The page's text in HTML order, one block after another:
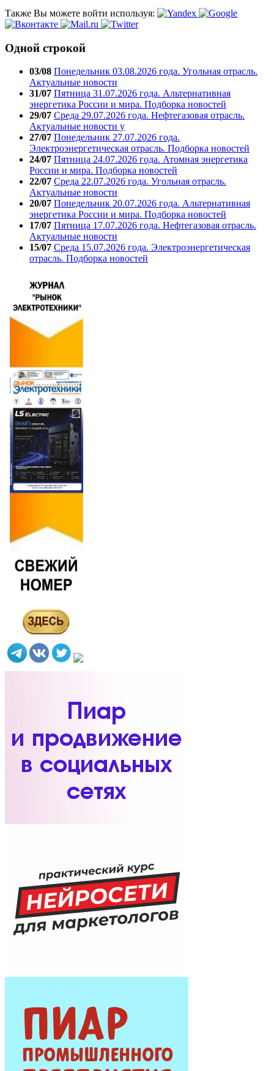
Также Вы можете войти используя:
Одной строкой
03/08 Понедельник 03.08.2026 года. Угольная отрасль.
Актуальные новости
31/07 Пятница 31.07.2026 года. Альтернативная
энергетика России и мира. Подборка новостей
29/07 Среда 29.07.2026 года. Нефтегазовая отрасль.
Актуальные новости у
27/07 Понедельник 27.07.2026 года.
Электроэнергетическая отрасль. Подборка новостей
24/07 Пятница 24.07.2026 года. Атомная энергетика
России и мира. Подборка новостей
22/07 Среда 22.07.2026 года. Угольная отрасль.
Актуальные новости
20/07 Понедельник 20.07.2026 года. Альтернативная
энергетика России и мира. Подборка новостей
17/07 Пятница 17.07.2026 года. Нефтегазовая отрасль.
Актуальные новости
15/07 Среда 15.07.2026 года. Электроэнергетическая
отрасль. Подборка новостей